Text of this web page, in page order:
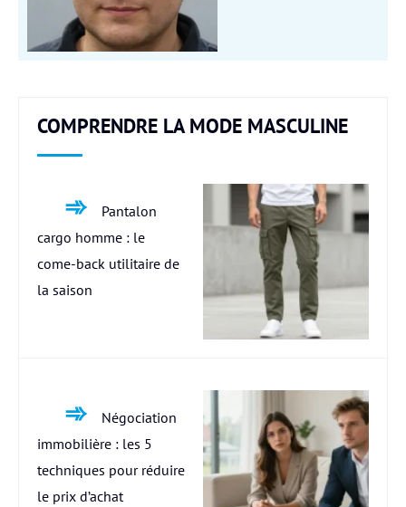
COMPRENDRE LA MODE MASCULINE
Pantalon
cargo homme : le
come-back utilitaire de
la saison
Négociation
immobilière : les 5
techniques pour réduire
le prix d’achat